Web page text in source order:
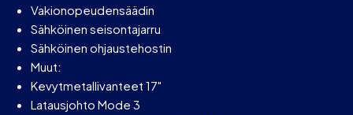
Vakionopeudensäädin
Sähköinen seisontajarru
Sähköinen ohjaustehostin
Muut:
Kevytmetallivanteet 17"
Latausjohto Mode 3